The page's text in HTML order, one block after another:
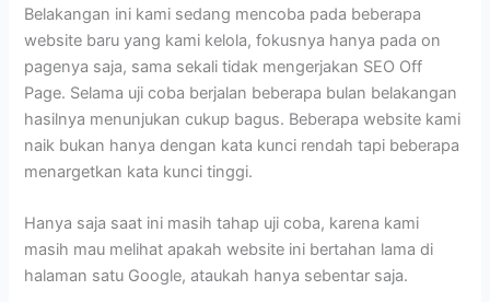
Belakangan ini kami sedang mencoba pada beberapa
website baru yang kami kelola, fokusnya hanya pada on
pagenya saja, sama sekali tidak mengerjakan SEO Off
Page. Selama uji coba berjalan beberapa bulan belakangan
hasilnya menunjukan cukup bagus. Beberapa website kami
naik bukan hanya dengan kata kunci rendah tapi beberapa
menargetkan kata kunci tinggi.
Hanya saja saat ini masih tahap uji coba, karena kami
masih mau melihat apakah website ini bertahan lama di
halaman satu Google, ataukah hanya sebentar saja.